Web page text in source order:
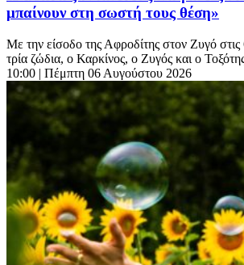
μπαίνουν στη σωστή τους θέση»
Με την είσοδο της Αφροδίτης στον Ζυγό
τρία ζώδια, ο Καρκίνος, ο Ζυγός και ο
10:00 | Πέμπτη 06 Αυγούστου 2026